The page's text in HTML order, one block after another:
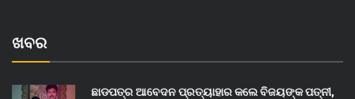
ଖବର
ଛାଡପତ୍ର ଆବେଦନ ପ୍ରତ୍ୟାହାର କଲେ ବିଜୟଙ୍କ ପତ୍ନୀ,